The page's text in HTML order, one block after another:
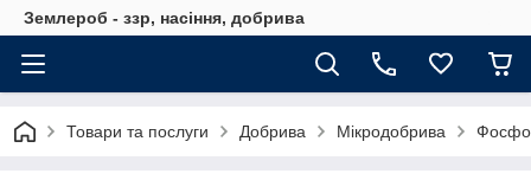
Землероб - ззр, насіння, добрива
Товари та послуги Добрива Мікродобрива